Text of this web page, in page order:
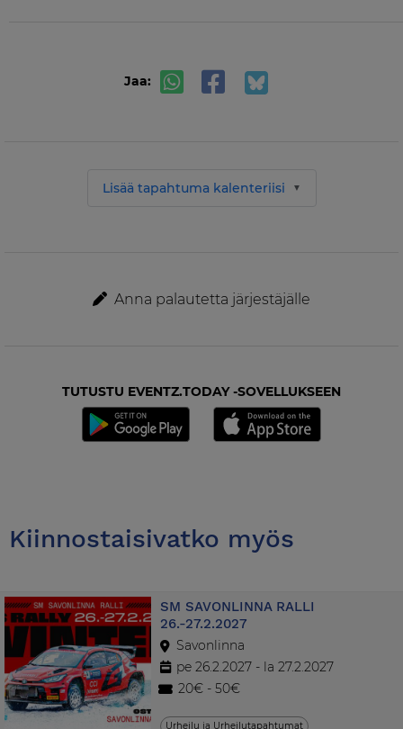
Jaa:
Lisää tapahtuma kalenteriisi
Anna palautetta järjestäjälle
TUTUSTU EVENTZ.TODAY -SOVELLUKSEEN
Kiinnostaisivatko myös
SM SAVONLINNA RALLI
26.-27.2.2027
Savonlinna
pe 26.2.2027 - la 27.2.2027
20€ - 50€
Urheilu ja Urheilutapahtumat